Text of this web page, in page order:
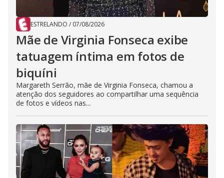
ESTRELANDO / 07/08/2026
Mãe de Virginia Fonseca exibe
tatuagem íntima em fotos de
biquíni
Margareth Serrão, mãe de Virginia Fonseca, chamou a
atenção dos seguidores ao compartilhar uma sequência
de fotos e vídeos nas...